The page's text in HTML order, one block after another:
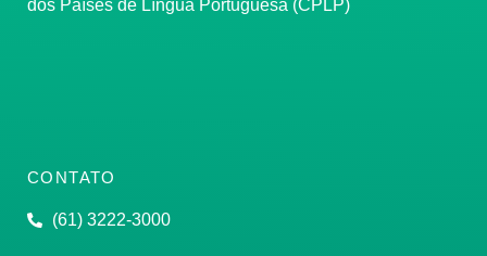
dos Países de Língua Portuguesa (CPLP)
CONTATO
(61) 3222-3000